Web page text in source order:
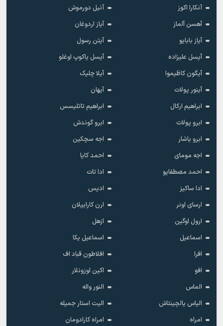
آلما خانیم احمدلی
آلیشان
آلینا تیلکی
آلینا دالورن
آلینا کالایجی اوغلو
آنار قاسم زاده
آنکارا اکوز
آنیل دورموش
آهسن آلماز
آیاز اردوغان
آیاز بابایو
آیتن رسول
آیسل علیزاده
آیسل یاکوپ اوغلو
آیگون کاظیموا
آیلا چلیک
آینور پولات
آیهان
ابراهیم ارکال
ابراهیم تاتلیسس
ابرو پولات
ابرو گوندش
ابرو یاشار
اجه سچکین
اجه مومای
احمد کایا
احمد مصطفایو
ادا تات
ادا ساکیز
ادیس
ارسای اونر
ارن کاراییلان
ارول اوگین
ازهل
اسماعیل
اسماعیل یکا
افرا
افلاطون قباد اف
افو
اکین اوزونلار